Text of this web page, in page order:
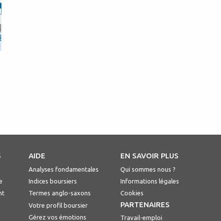
AIDE
Analyses fondamentales
Indices boursiers
Termes anglo-saxons
Votre profil boursier
Gérez vos émotions
EN SAVOIR PLUS
Qui sommes nous ?
Informations légales
Cookies
PARTENAIRES
Travail-emploi